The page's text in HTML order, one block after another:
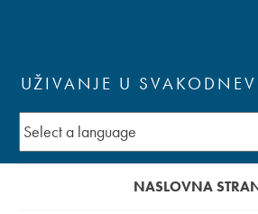
UŽIVANJE U
NASLOVNA